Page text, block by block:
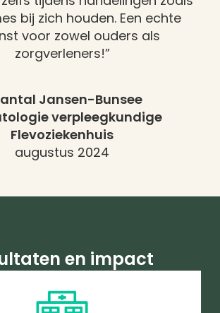
bij zich houden. Een echte
voor zowel ouders als
zorgverleners!”
Jansen-Bunsee
verpleegkundige
Flevoziekenhuis
augustus 2024
en impact